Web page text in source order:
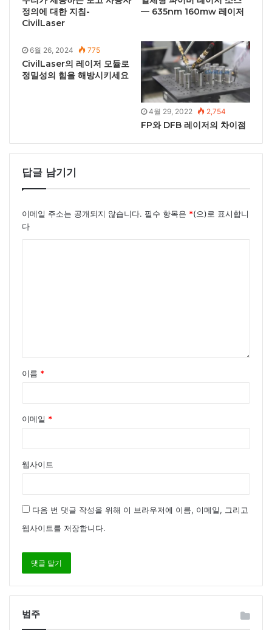
정의에 대한 지침-
CivilLaser
— 635nm 160mw 레이저
6월 26, 2024 775
CivilLaser의 레이저 모듈로
정밀성의 힘을 해방시키세요
4월 29, 2022 2,754
FP와 DFB 레이저의 차이점
답글 남기기
이메일 주소는 공개되지 않습니다. 필수 항목은 *(으)로 표시합니
다
이름 *
이메일 *
웹사이트
다음 번 댓글 작성을 위해 이 브라우저에 이름, 이메일, 그리고
웹사이트를 저장합니다.
범주